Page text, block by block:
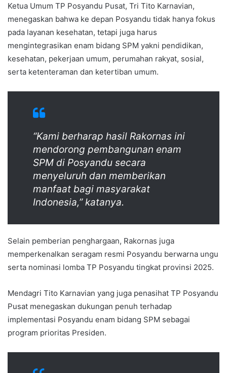
Ketua Umum TP Posyandu Pusat, Tri Tito Karnavian,
menegaskan bahwa ke depan Posyandu tidak hanya fokus
pada layanan kesehatan, tetapi juga harus
mengintegrasikan enam bidang SPM yakni pendidikan,
kesehatan, pekerjaan umum, perumahan rakyat, sosial,
serta ketenteraman dan ketertiban umum.
“Kami berharap hasil Rakornas ini
mendorong pembangunan enam
SPM di Posyandu secara
menyeluruh dan memberikan
manfaat bagi masyarakat
Indonesia,” katanya.
Selain pemberian penghargaan, Rakornas juga
memperkenalkan seragam resmi Posyandu berwarna ungu
serta nominasi lomba TP Posyandu tingkat provinsi 2025.
Mendagri Tito Karnavian yang juga penasihat TP Posyandu
Pusat menegaskan dukungan penuh terhadap
implementasi Posyandu enam bidang SPM sebagai
program prioritas Presiden.